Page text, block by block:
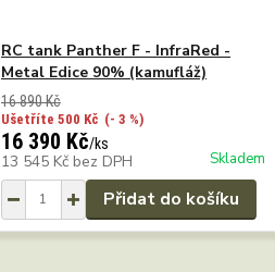
RC tank Panther F - InfraRed -
Metal Edice 90% (kamufláž)
16 890 Kč
Ušetříte 500 Kč (- 3 %)
16 390 Kč/ks
13 545 Kč bez DPH Skladem
Přidat do košíku